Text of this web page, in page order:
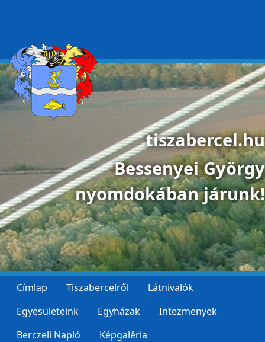
tiszabercel.hu
Bessenyei György
nyomdokában járunk!
Címlap Tiszabercelről
Látnivalók
Egyesületeink
Egyházak
Intezmenyek
Berczeli Napló
Képgaléria